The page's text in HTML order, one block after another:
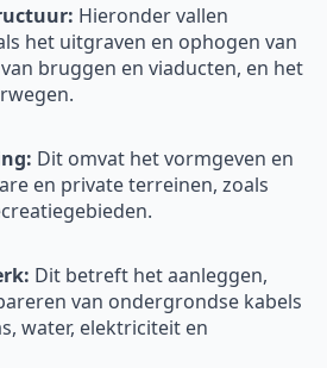
Hieronder vallen
het uitgraven en ophogen van
bruggen en viaducten, en het
Dit omvat het vormgeven en
en private terreinen, zoals
Dit betreft het aanleggen,
van ondergrondse kabels
water, elektriciteit en